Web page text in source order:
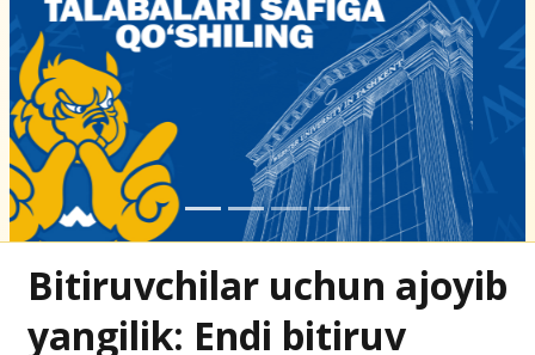
Bitiruvchilar uchun ajoyib
yangilik: Endi bitiruv